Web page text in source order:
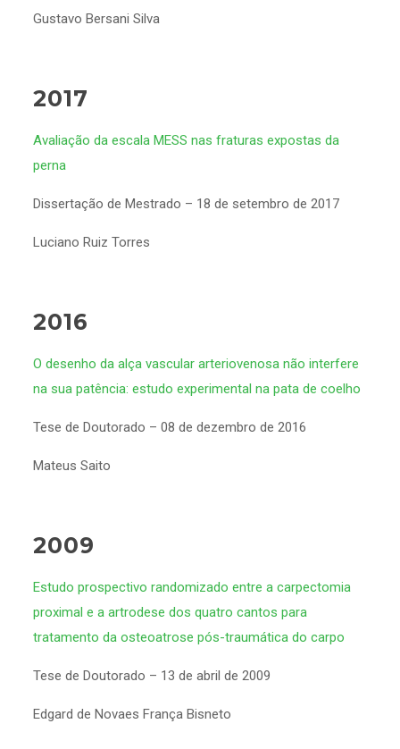
Gustavo Bersani Silva
2017
Avaliação da escala MESS nas fraturas expostas da
perna
Dissertação de Mestrado – 18 de setembro de 2017
Luciano Ruiz Torres
2016
O desenho da alça vascular arteriovenosa não interfere
na sua patência: estudo experimental na pata de coelho
Tese de Doutorado – 08 de dezembro de 2016
Mateus Saito
2009
Estudo prospectivo randomizado entre a carpectomia
proximal e a artrodese dos quatro cantos para
tratamento da osteoatrose pós-traumática do carpo
Tese de Doutorado – 13 de abril de 2009
Edgard de Novaes França Bisneto